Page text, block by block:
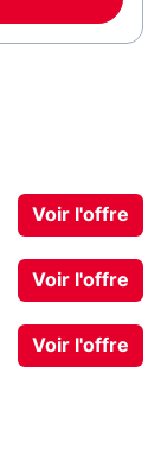
Voir l'offre
Voir l'offre
Voir l'offre